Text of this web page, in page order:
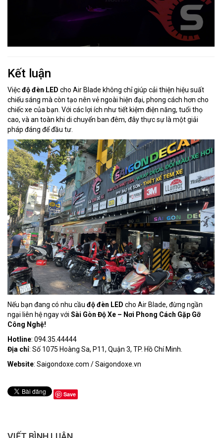
Kết luận
Việcđộ đèn LED cho Air Blade không chỉ giúp cải thiện hiệu suất
chiếu sáng mà còn tạo nên vẻ ngoài hiện đại, phong cách hơn cho
chiếc xe của bạn. Với các lợi ích như tiết kiệm điện năng, tuổi thọ
cao, và an toàn khi di chuyển ban đêm, đây thực sự là một giải
pháp đáng để đầu tư.
Nếu bạn đang có nhu cầu độ đèn LED cho Air Blade, đừng ngần
ngại liên hệ ngay với Sài Gòn Độ Xe – Nơi Phong Cách Gặp Gỡ
Công Nghệ!
Hotline: 094.35.44444
Địa chỉ: Số 1075 Hoàng Sa, P11, Quận 3, TP. Hồ Chí Minh.
Website: Saigondoxe.com /Saigondoxe.vn
Save